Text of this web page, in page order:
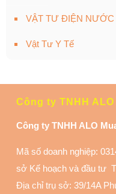
VẬT TƯ ĐIỆN NƯỚC
Vật Tư Y Tế
Công ty TNHH ALO
Công ty TNHH ALO
Mã số doanh nghiệp:
sở Kế hoạch và đầu tư
Địa chỉ trụ sở: 39/14A